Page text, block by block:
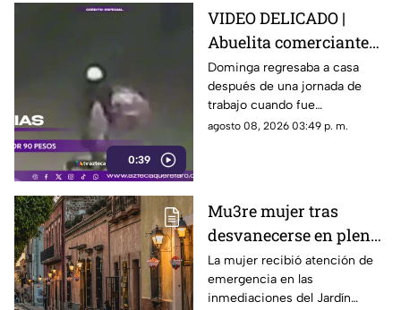
0:39
VIDEO DELICADO |
Abuelita comerciante
es as3sin4da en Puebla
por 90 pesos
Dominga regresaba a casa
después de una jornada de
trabajo cuando fue
interceptada por un hombre
agosto 08, 2026 03:49 p. m.
Mu3re mujer tras
desvanecerse en plena
vía pública en el Centro
Histórico de Querétaro
La mujer recibió atención de
emergencia en las
inmediaciones del Jardín